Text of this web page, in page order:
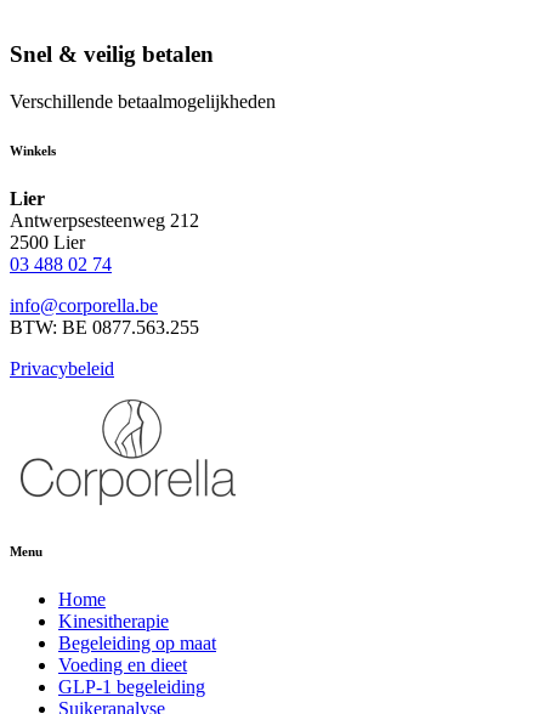
Snel & veilig betalen
Verschillende betaalmogelijkheden
Winkels
Lier
Antwerpsesteenweg 212
2500 Lier
03 488 02 74
info@corporella.be
BTW: BE 0877.563.255
Privacybeleid
Menu
Home
Kinesitherapie
Begeleiding op maat
Voeding en dieet
GLP-1 begeleiding
Suikeranalyse